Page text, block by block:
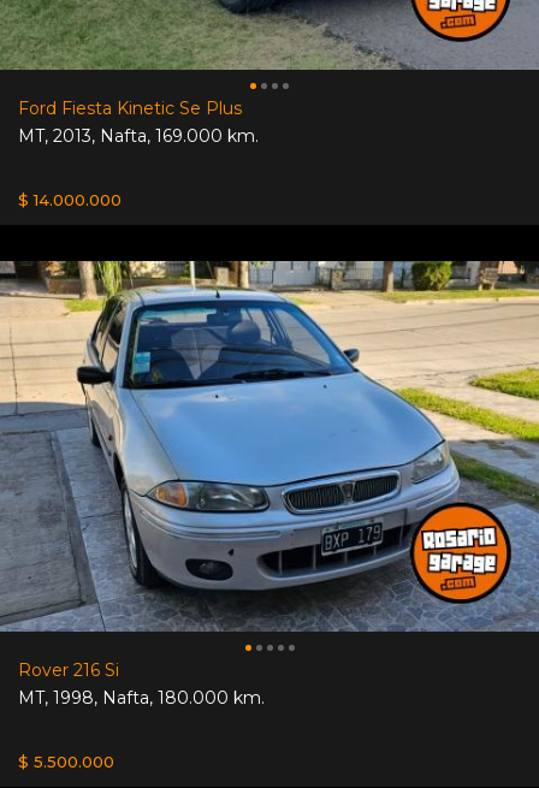
Ford Fiesta Kinetic Se Plus
MT, 2013, Nafta, 169.000 km.
$ 14.000.000
Rover 216 Si
MT, 1998, Nafta, 180.000 km.
$ 5.500.000